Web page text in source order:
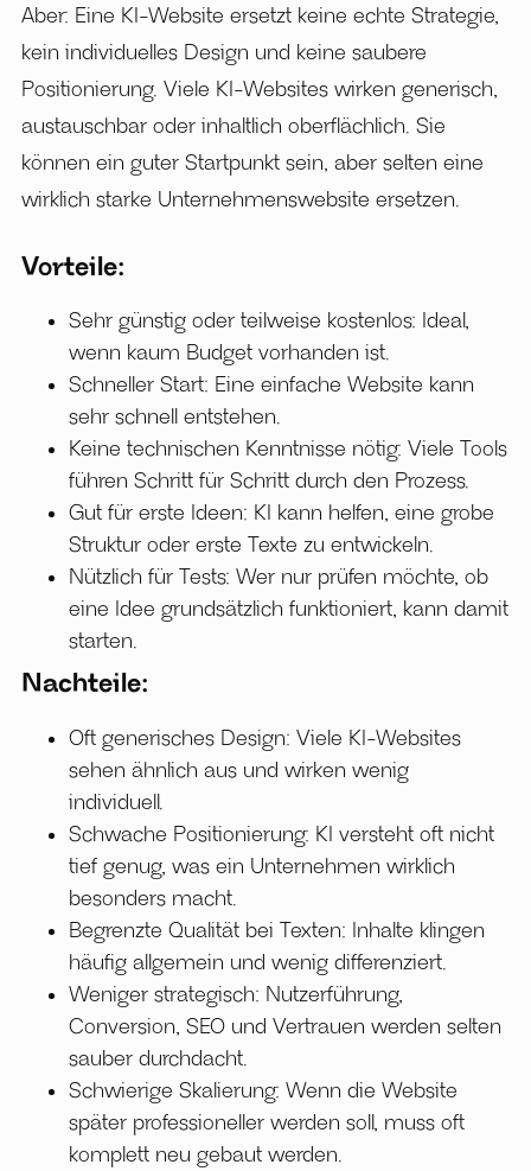
Aber: Eine KI-Website ersetzt keine echte Strategie,
kein individuelles Design und keine saubere
Positionierung. Viele KI-Websites wirken generisch,
austauschbar oder inhaltlich oberflächlich. Sie
können ein guter Startpunkt sein, aber selten eine
wirklich starke Unternehmenswebsite ersetzen.
Vorteile:
Sehr günstig oder teilweise kostenlos: Ideal,
wenn kaum Budget vorhanden ist.
Schneller Start: Eine einfache Website kann
sehr schnell entstehen.
Keine technischen Kenntnisse nötig: Viele Tools
führen Schritt für Schritt durch den Prozess.
Gut für erste Ideen: KI kann helfen, eine grobe
Struktur oder erste Texte zu entwickeln.
Nützlich für Tests: Wer nur prüfen möchte, ob
eine Idee grundsätzlich funktioniert, kann damit
starten.
Nachteile:
Oft generisches Design: Viele KI-Websites
sehen ähnlich aus und wirken wenig
individuell.
Schwache Positionierung: KI versteht oft nicht
tief genug, was ein Unternehmen wirklich
besonders macht.
Begrenzte Qualität bei Texten: Inhalte klingen
häufig allgemein und wenig differenziert.
Weniger strategisch: Nutzerführung,
Conversion, SEO und Vertrauen werden selten
sauber durchdacht.
Schwierige Skalierung: Wenn die Website
später professioneller werden soll, muss oft
komplett neu gebaut werden.